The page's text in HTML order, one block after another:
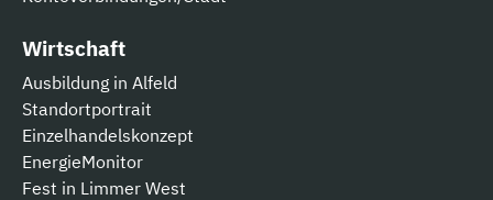
Wirtschaft
Ausbildung in Alfeld
Standortportrait
Einzelhandelskonzept
EnergieMonitor
Fest in Limmer West